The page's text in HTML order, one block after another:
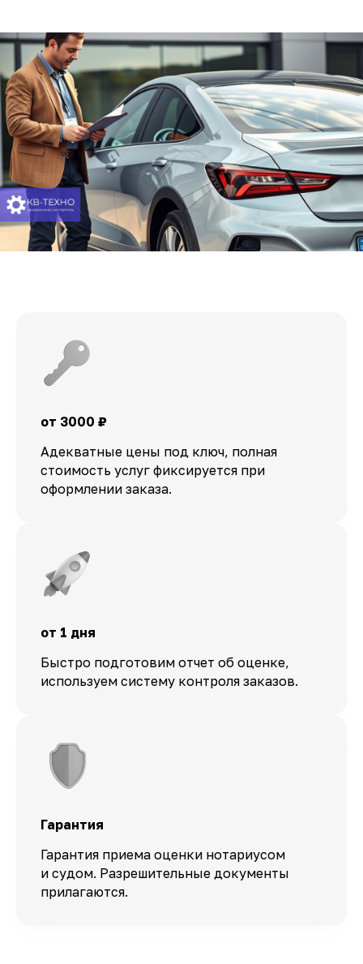
от 3000 ₽
Адекватные цены под ключ, полная
стоимость услуг фиксируется при
оформлении заказа.
от 1 дня
Быстро подготовим отчет об оценке,
используем систему контроля заказов.
Гарантия
Гарантия приема оценки нотариусом
и судом. Разрешительные документы
прилагаются.